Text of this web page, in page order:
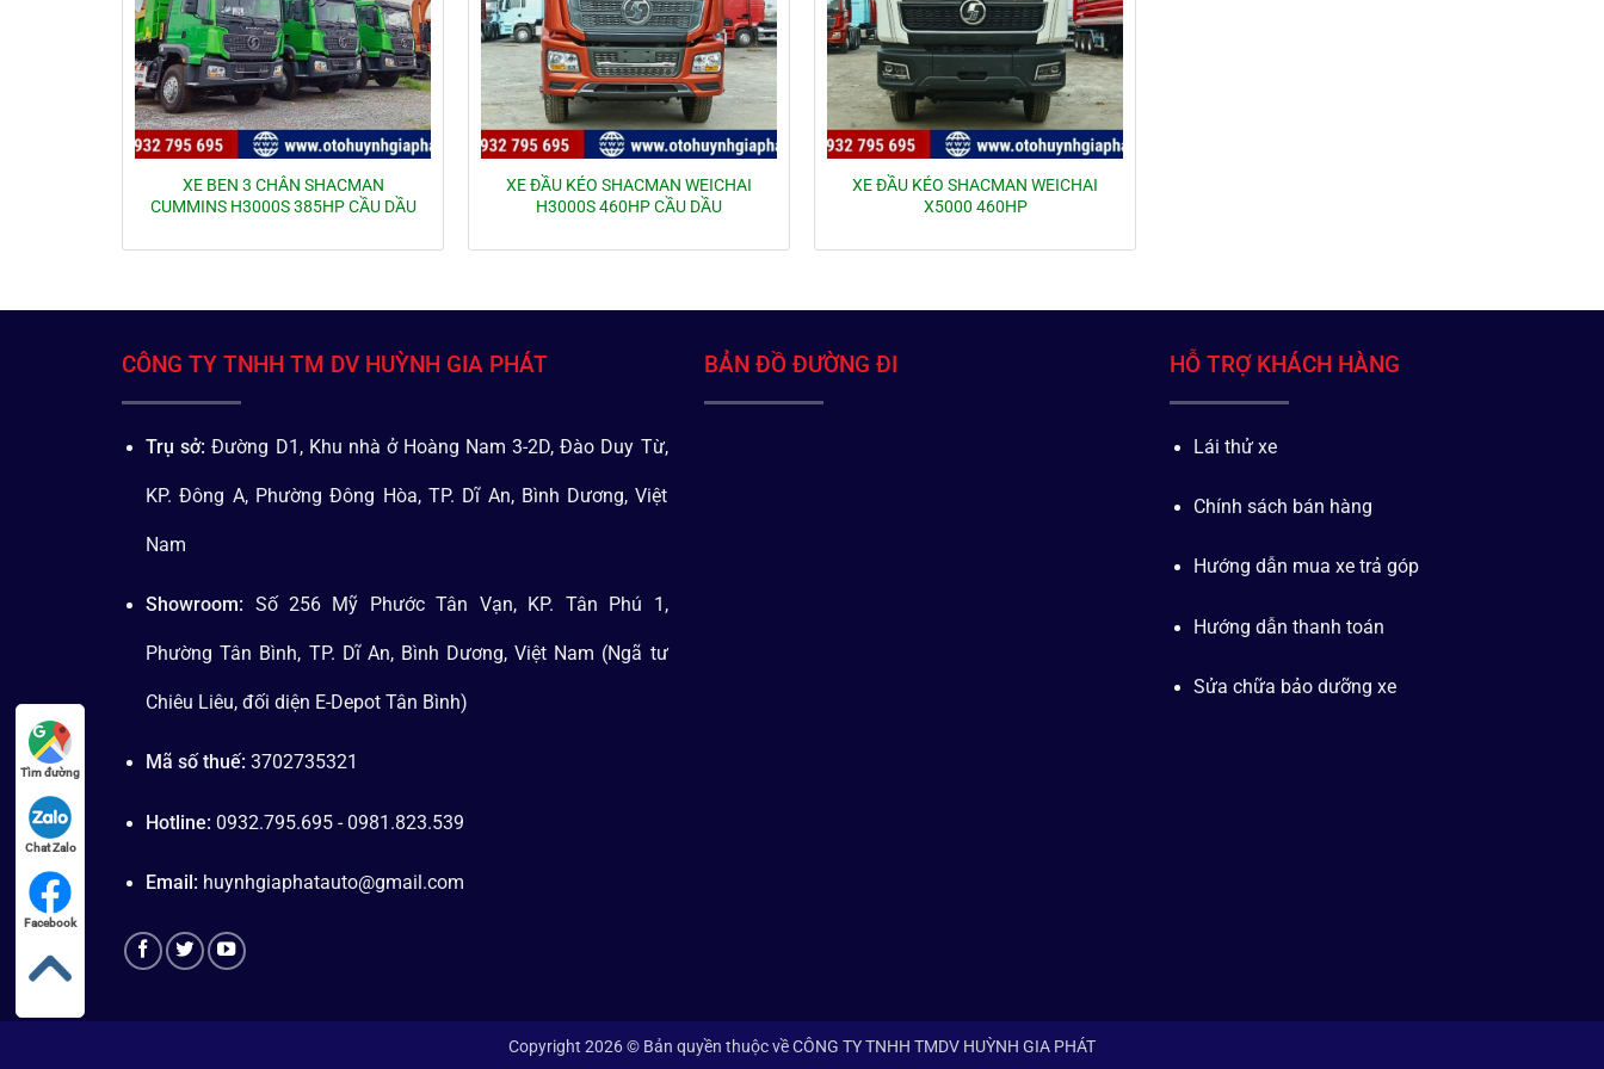
XE BEN 3 CHÂN SHACMAN
CUMMINS H3000S 385HP CẦU DẦU
XE ĐẦU KÉO SHACMAN WEICHAI
H3000S 460HP CẦU DẦU
XE ĐẦU KÉO SHACMAN WEICHAI
X5000 460HP
CÔNG TY TNHH TM DV HUỲNH GIA PHÁT
Trụ sở: Đường D1, Khu nhà ở Hoàng Nam 3-2D, Đào Duy Từ,
KP. Đông A, Phường Đông Hòa, TP. Dĩ An, Bình Dương, Việt
Nam
Showroom: Số 256 Mỹ Phước Tân Vạn, KP. Tân Phú 1,
Phường Tân Bình, TP. Dĩ An, Bình Dương, Việt Nam (Ngã tư
Chiêu Liêu, đối diện E-Depot Tân Bình)
Mã số thuế:3702735321
Hotline: 0932.795.695 - 0981.823.539
Email: huynhgiaphatauto@gmail.com
BẢN ĐỒ ĐƯỜNG ĐI HỖ TRỢ KHÁCH HÀNG
Lái thử xe
Chính sách bán hàng
Hướng dẫn mua xe trả góp
Hướng dẫn thanh toán
Sửa chữa bảo dưỡng xe
Copyright 2026 © Bản quyền thuộc về CÔNG TY TNHH TMDV HUỲNH GIA PHÁT
Tìm đường
Chat Zalo
Facebook